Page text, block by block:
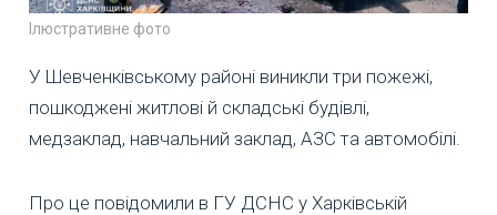
Ілюстративне фото
У Шевченківському районі виникли три пожежі,
пошкоджені житлові й складські будівлі,
медзаклад, навчальний заклад, АЗС та автомобілі.
Про це повідомили в ГУ ДСНС у Харківській